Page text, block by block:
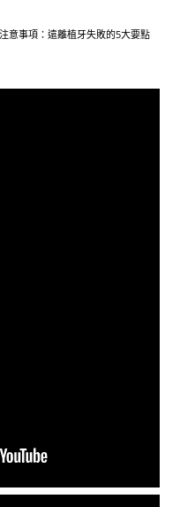
意事項：遠離植牙失敗的5大要點